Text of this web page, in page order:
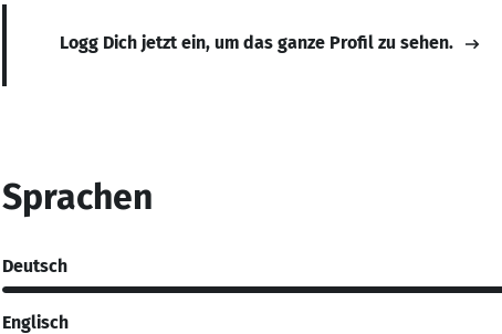
Logg Dich jetzt ein, um das ganze Profil zu sehen.
Sprachen
Deutsch
Englisch